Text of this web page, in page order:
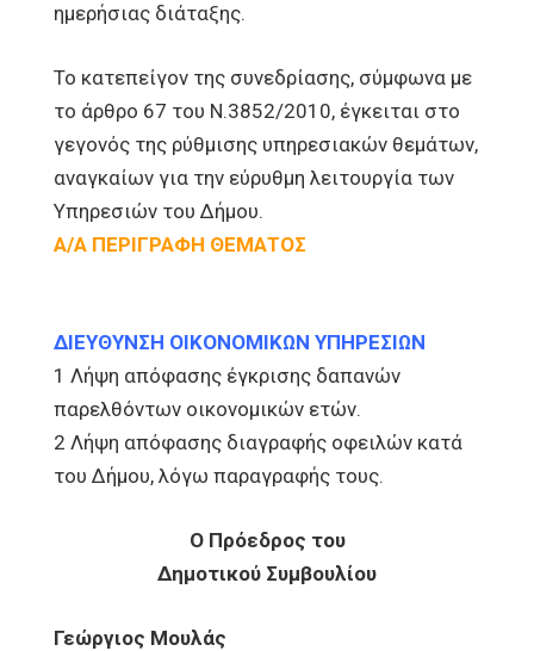
ημερήσιας διάταξης.
Το κατεπείγον της συνεδρίασης, σύμφωνα με
το άρθρο 67 του Ν.3852/2010, έγκειται στο
γεγονός της ρύθμισης υπηρεσιακών θεμάτων,
αναγκαίων για την εύρυθμη λειτουργία των
Υπηρεσιών του Δήμου.
Α/Α ΠΕΡΙΓΡΑΦΗ ΘΕΜΑΤΟΣ
ΔΙΕΥΘΥΝΣΗ ΟΙΚΟΝΟΜΙΚΩΝ ΥΠΗΡΕΣΙΩΝ
1 Λήψη απόφασης έγκρισης δαπανών
παρελθόντων οικονομικών ετών.
2 Λήψη απόφασης διαγραφής οφειλών κατά
του Δήμου, λόγω παραγραφής τους.
Ο Πρόεδρος του
Δημοτικού Συμβουλίου
Γεώργιος Μουλάς